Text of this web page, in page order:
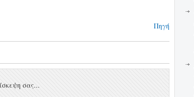
Πηγή
σας...